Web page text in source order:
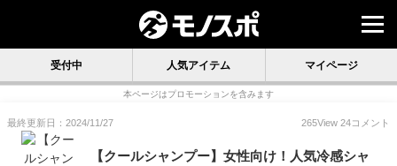
受付中 人気アイテム マイページ
本ページはプロモーションを含みます
最終更新日：2024/11/27 265View 24コメント
【クールシャンプー】女性向け！人気冷感シャ